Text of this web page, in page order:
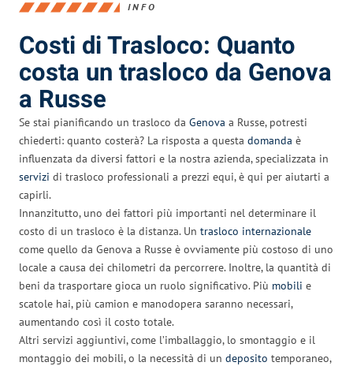
INFO
Costi di Trasloco: Quanto
costa un trasloco da Genova
a Russe
Se stai pianificando un trasloco da Genova a Russe, potresti
chiederti: quanto costerà? La risposta a questa domanda è
influenzata da diversi fattori e la nostra azienda, specializzata in
servizi di trasloco professionali a prezzi equi, è qui per aiutarti a
capirli.
Innanzitutto, uno dei fattori più importanti nel determinare il
costo di un trasloco è la distanza. Un trasloco internazionale
come quello da Genova a Russe è ovviamente più costoso di uno
locale a causa dei chilometri da percorrere. Inoltre, la quantità di
beni da trasportare gioca un ruolo significativo. Più mobili e
scatole hai, più camion e manodopera saranno necessari,
aumentando così il costo totale.
Altri servizi aggiuntivi, come l’imballaggio, lo smontaggio e il
montaggio dei mobili, o la necessità di un deposito temporaneo,